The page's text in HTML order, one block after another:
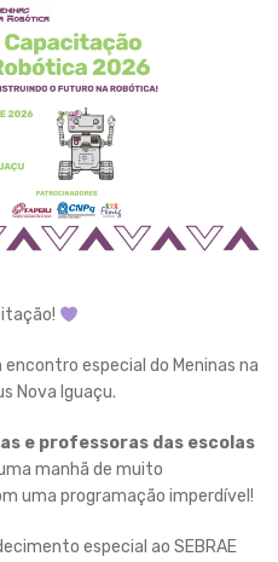
especial do Meninas na
Nova Iguaçu.
e professoras das escolas
manhã de muito
uma programação imperdível!
especial ao SEBRAE